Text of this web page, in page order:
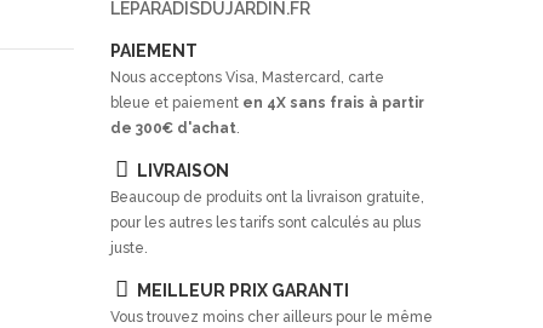
LEPARADISDUJARDIN.FR
PAIEMENT
Nous acceptons Visa, Mastercard, carte
bleue et paiement en 4X sans frais à partir
de 300€ d'achat.
LIVRAISON
Beaucoup de produits ont la livraison gratuite,
pour les autres les tarifs sont calculés au plus
juste.
MEILLEUR PRIX GARANTI
Vous trouvez moins cher ailleurs pour le même